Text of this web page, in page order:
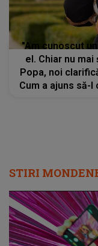
"Am cunoscut
el. Chiar nu
Popa, noi
Cum a ajuns să-l
STIRI